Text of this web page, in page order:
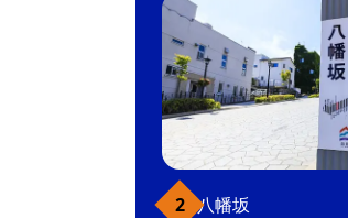
シーな食感が楽しめる。お財
ンギスカン食べ放題コースもあ
ご当地グルメ
ジンギス
焼肉・ステーキ・すき焼き
こだわり条件(グルメ)
八幡坂